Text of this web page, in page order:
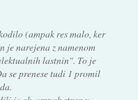
(ampak res malo, ker
je narejena z namenom
lastnin". To je
se prenese tudi 1 promil